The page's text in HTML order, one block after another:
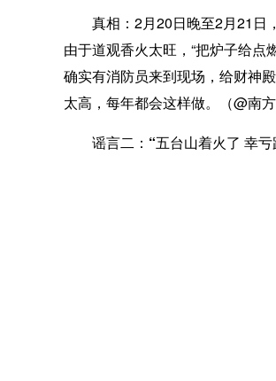
真相： 2月20日晚至2月21日
由于道观香火太旺，“把炉子给
确实有消防员来到现场，给财神
太高，每年都会这样做。（@南方
谣言二：“五台山着火了 幸亏